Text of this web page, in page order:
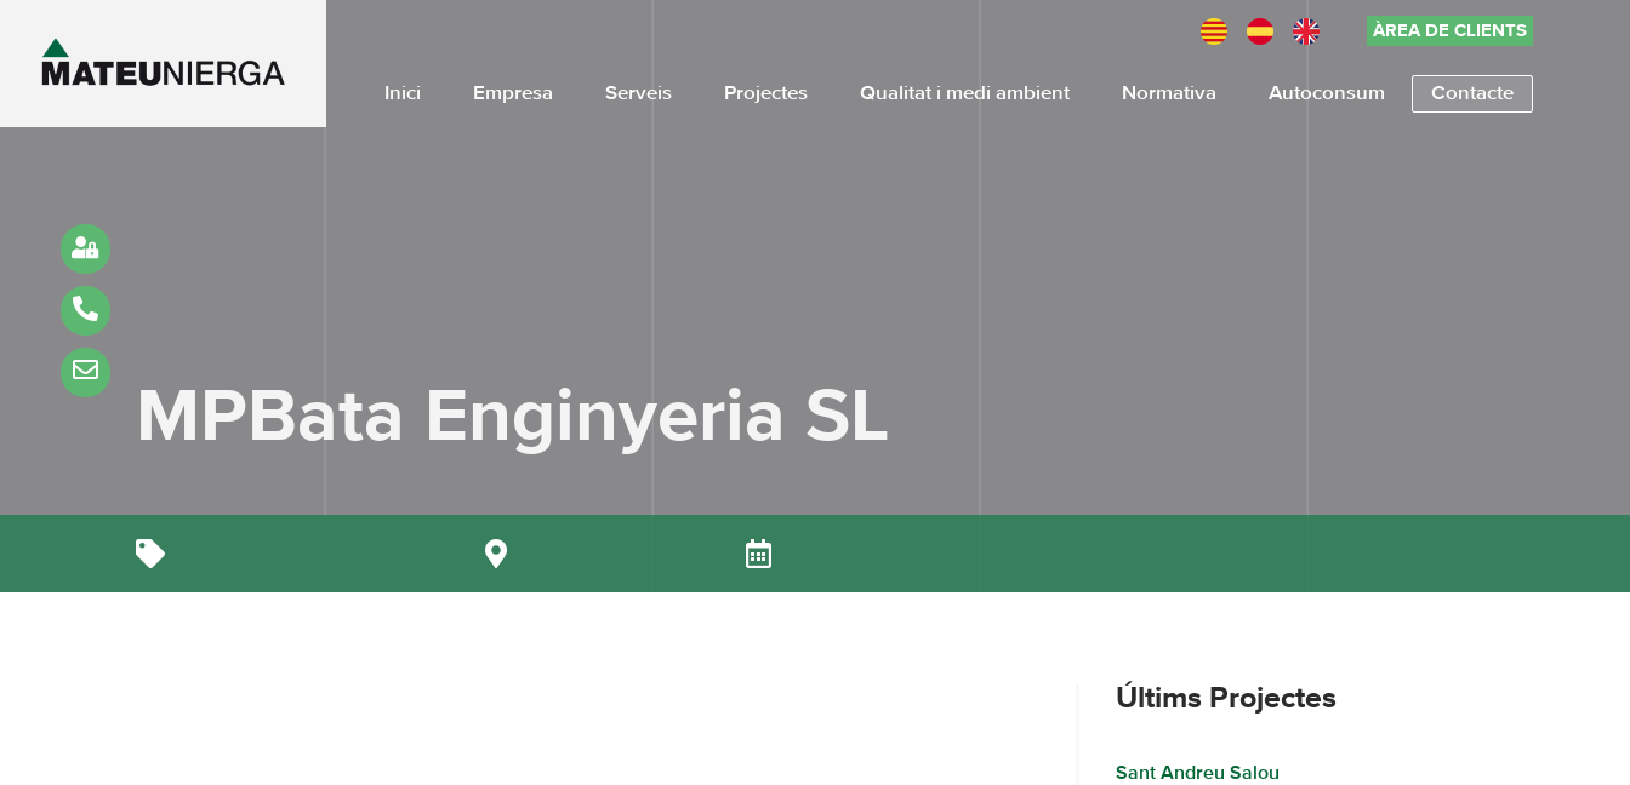
ÀREA DE CLIENTS
Inici Empresa Serveis Projectes Qualitat i medi ambient Normativa Autoconsum Contacte
MPBata Enginyeria SL
Últims Projectes
Sant Andreu Salou